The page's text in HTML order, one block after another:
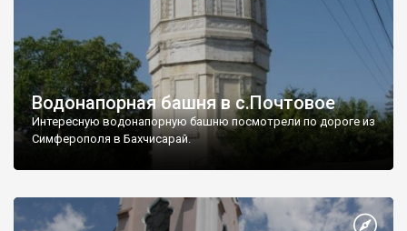
Водонапорная башня в с.Почтовое
Интересную водонапорную башню посмотрели по дороге из
Симферополя в Бахчисарай.